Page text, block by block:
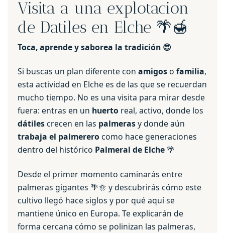
Visita a una explotacion
de Datiles en Elche 🌴🍯
Toca, aprende y saborea la tradición 😍
Si buscas un plan diferente con amigoso familia,
esta actividad en Elche es de las que se recuerdan
mucho tiempo. No es una visita para mirar desde
fuera: entras en un huerto real, activo, donde los
dátilescrecen en las palmerasy donde aún
trabaja el palmerero como hace generaciones
dentro del histórico Palmeral de Elche 🌴
Desde el primer momento caminarás entre
palmeras gigantes 🌴🌞 y descubrirás cómo este
cultivo llegó hace siglos y por qué aquí se
mantiene único en Europa. Te explicarán de
forma cercana cómo se polinizan las palmeras,